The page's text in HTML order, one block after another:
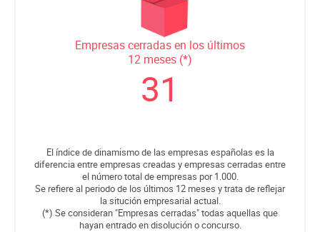
Empresas cerradas en los últimos
12 meses (*)
31
El índice de dinamismo de las empresas españolas es la
diferencia entre empresas creadas y empresas cerradas entre
el número total de empresas por 1.000.
Se refiere al periodo de los últimos 12 meses y trata de reflejar
la situción empresarial actual.
(*) Se consideran "Empresas cerradas" todas aquellas que
hayan entrado en disolución o concurso.